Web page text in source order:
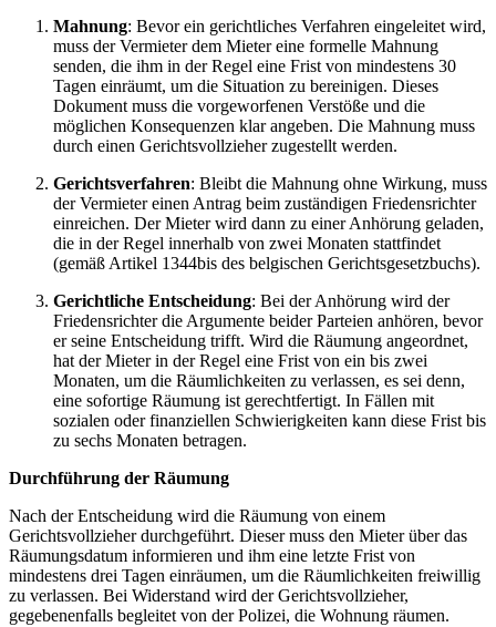
Mahnung: Bevor ein gerichtliches Verfahren eingeleitet wird,
muss der Vermieter dem Mieter eine formelle Mahnung
senden, die ihm in der Regel eine Frist von mindestens 30
Tagen einräumt, um die Situation zu bereinigen. Dieses
Dokument muss die vorgeworfenen Verstöße und die
möglichen Konsequenzen klar angeben. Die Mahnung muss
durch einen Gerichtsvollzieher zugestellt werden.
Gerichtsverfahren: Bleibt die Mahnung ohne Wirkung, muss
der Vermieter einen Antrag beim zuständigen Friedensrichter
einreichen. Der Mieter wird dann zu einer Anhörung geladen,
die in der Regel innerhalb von zwei Monaten stattfindet
(gemäß Artikel 1344bis des belgischen Gerichtsgesetzbuchs).
Gerichtliche Entscheidung: Bei der Anhörung wird der
Friedensrichter die Argumente beider Parteien anhören, bevor
er seine Entscheidung trifft. Wird die Räumung angeordnet,
hat der Mieter in der Regel eine Frist von ein bis zwei
Monaten, um die Räumlichkeiten zu verlassen, es sei denn,
eine sofortige Räumung ist gerechtfertigt. In Fällen mit
sozialen oder finanziellen Schwierigkeiten kann diese Frist bis
zu sechs Monaten betragen.
Durchführung der Räumung
Nach der Entscheidung wird die Räumung von einem
Gerichtsvollzieher durchgeführt. Dieser muss den Mieter über das
Räumungsdatum informieren und ihm eine letzte Frist von
mindestens drei Tagen einräumen, um die Räumlichkeiten freiwillig
zu verlassen. Bei Widerstand wird der Gerichtsvollzieher,
gegebenenfalls begleitet von der Polizei, die Wohnung räumen.